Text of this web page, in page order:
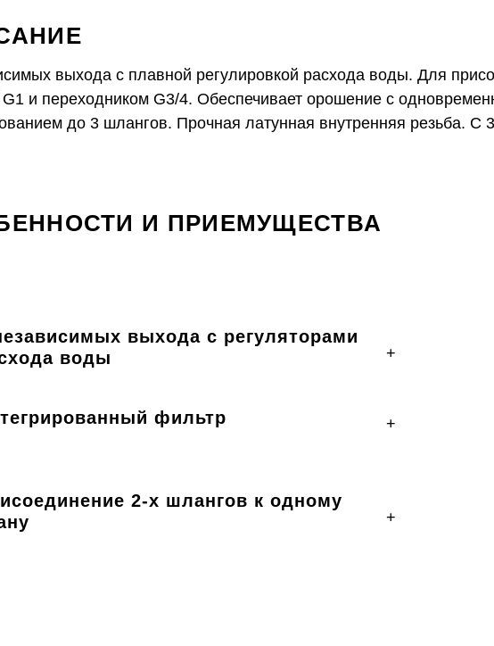
выхода с плавной регулировкой расхода воды. Для
G1 и переходником G3/4. Обеспечивает орошение с
до 3 шлангов. Прочная латунная внутренняя резьба. С
И ПРИЕМУЩЕСТВА
выхода с регуляторами
воды
+
фильтр +
2-х шлангов к одному
+